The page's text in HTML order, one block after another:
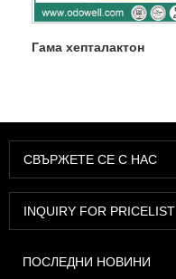
Гама хепталактон
СВЪРЖЕТЕ СЕ С НАС
INQUIRY FOR PRICELIST
ПОСЛЕДНИ НОВИНИ